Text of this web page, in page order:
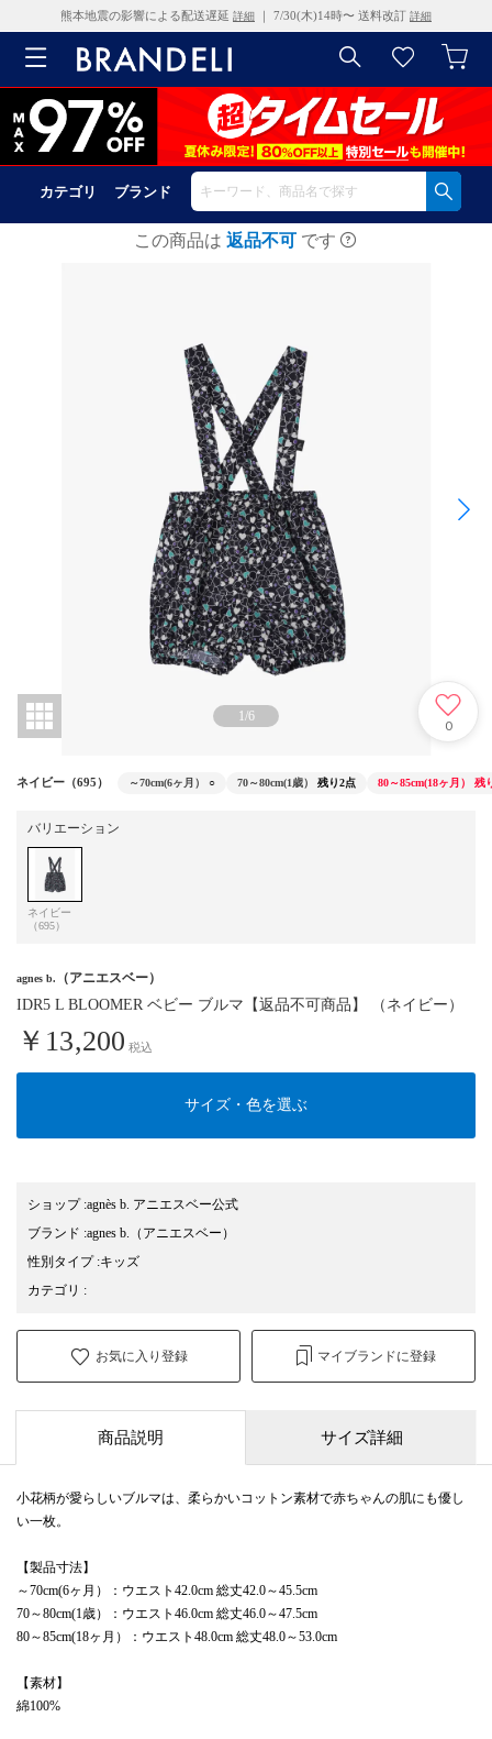
熊本地震の影響による配送遅延 詳細 ｜ 7/30(木)14時〜 送料改訂 詳細
カテゴリ ブランド
この商品は 返品不可 です
1/6
0
ネイビー（695） ～70cm(6ヶ月） ○ 70～80cm(1歳） 残り2点 80～85cm(18ヶ月） 残
バリエーション
ネイビー
（695）
agnes b. （アニエスベー）
IDR5 L BLOOMER ベビー ブルマ【返品不可商品】 （ネイビー）
￥13,200 税込
サイズ・色を選ぶ
ショップ:agnès b. アニエスベー公式
ブランド :agnes b.
（アニエスベー）
性別タイプ:キッズ
カテゴリ :
お気に入り登録 マイブランドに登録
商品説明 サイズ詳細
小花柄が愛らしいブルマは、柔らかいコットン素材で赤ちゃんの肌にも優し
い一枚。
【製品寸法】
～70cm(6ヶ月）：ウエスト42.0cm 総丈42.0～45.5cm
70～80cm(1歳）：ウエスト46.0cm 総丈46.0～47.5cm
80～85cm(18ヶ月）：ウエスト48.0cm 総丈48.0～53.0cm
【素材】
綿100%